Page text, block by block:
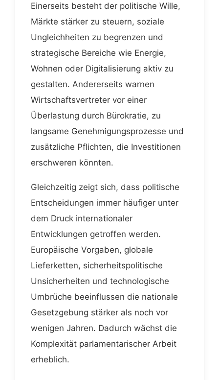
Einerseits besteht der politische Wille,
Märkte stärker zu steuern, soziale
Ungleichheiten zu begrenzen und
strategische Bereiche wie Energie,
Wohnen oder Digitalisierung aktiv zu
gestalten. Andererseits warnen
Wirtschaftsvertreter vor einer
Überlastung durch Bürokratie, zu
langsame Genehmigungsprozesse und
zusätzliche Pflichten, die Investitionen
erschweren könnten.
Gleichzeitig zeigt sich, dass politische
Entscheidungen immer häufiger unter
dem Druck internationaler
Entwicklungen getroffen werden.
Europäische Vorgaben, globale
Lieferketten, sicherheitspolitische
Unsicherheiten und technologische
Umbrüche beeinflussen die nationale
Gesetzgebung stärker als noch vor
wenigen Jahren. Dadurch wächst die
Komplexität parlamentarischer Arbeit
erheblich.